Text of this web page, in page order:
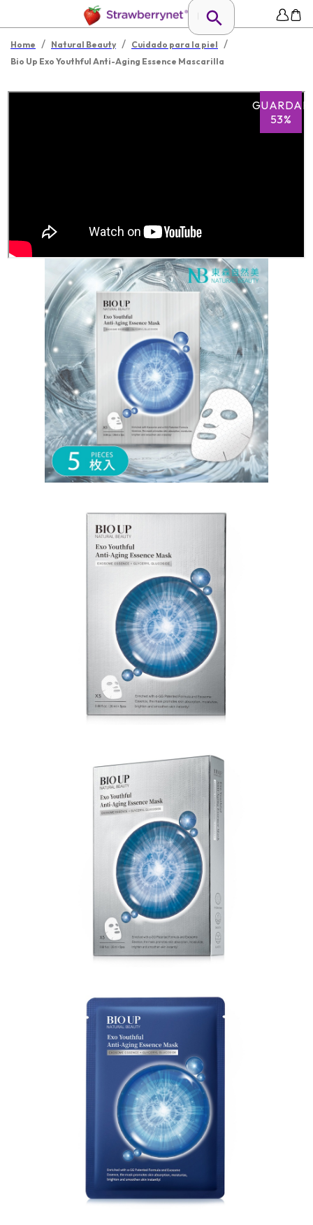
Home / Natural Beauty / Cuidado para la piel /
Bio Up Exo Youthful Anti-Aging Essence Mascarilla
GUARDAR
53%